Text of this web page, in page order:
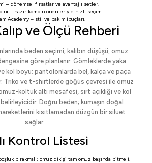
– dönemsel fırsatlar ve avantajlı setler.
– hazır kombin önerileriyle hızlı seçim.
Academy– stil ve bakım ipuçları.
ve Ölçü Rehberi
beden seçimi; kalıbın düşüşü, omuz
göre planlanır. Gömleklerde yaka
kol boyu; pantolonlarda bel, kalça ve paça
Triko ve t-shirtlerde göğüs çevresi ile omuz
koltuk altı mesafesi, sırt açıklığı ve kol
Doğru beden; kumaşın doğal
kısıtlamadan düzgün bir siluet
sağlar.
Kontrol Listesi
bırakmalı; omuz dikişi tam omuz başında bitmeli.